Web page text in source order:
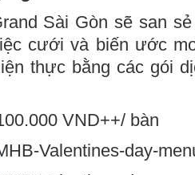
Sài Gòn sẽ san
cưới và biến ước
thực bằng các gói
VND++/ bàn